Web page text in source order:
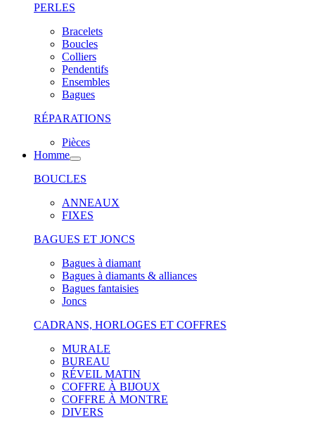
PERLES
Bracelets
Boucles
Colliers
Pendentifs
Ensembles
Bagues
RÉPARATIONS
Pièces
Homme
BOUCLES
ANNEAUX
FIXES
BAGUES ET JONCS
Bagues à diamant
Bagues à diamants & alliances
Bagues fantaisies
Joncs
CADRANS, HORLOGES ET COFFRES
MURALE
BUREAU
RÉVEIL MATIN
COFFRE À BIJOUX
COFFRE À MONTRE
DIVERS